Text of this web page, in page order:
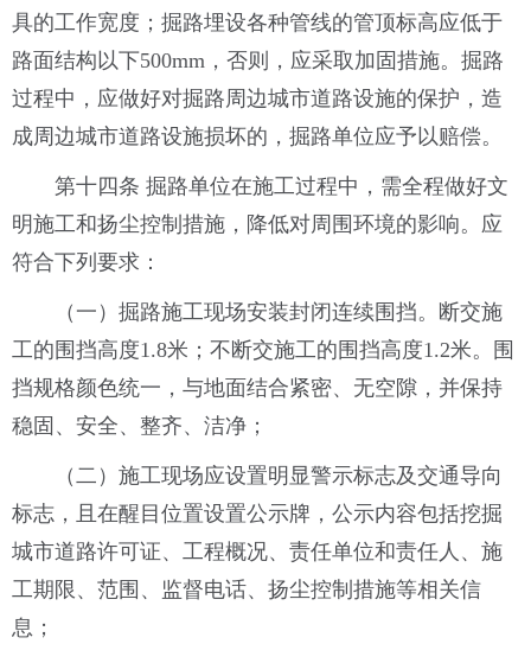
具的工作宽度；掘路埋设各种管线的管顶标高应低于
路面结构以下500mm，否则，应采取加固措施。掘路
过程中，应做好对掘路周边城市道路设施的保护，造
成周边城市道路设施损坏的，掘路单位应予以赔偿。
第十四条 掘路单位在施工过程中，需全程做好文
明施工和扬尘控制措施，降低对周围环境的影响。应
符合下列要求：
（一）掘路施工现场安装封闭连续围挡。断交施
工的围挡高度1.8米；不断交施工的围挡高度1.2米。围
挡规格颜色统一，与地面结合紧密、无空隙，并保持
稳固、安全、整齐、洁净；
（二）施工现场应设置明显警示标志及交通导向
标志，且在醒目位置设置公示牌，公示内容包括挖掘
城市道路许可证、工程概况、责任单位和责任人、施
工期限、范围、监督电话、扬尘控制措施等相关信
息；